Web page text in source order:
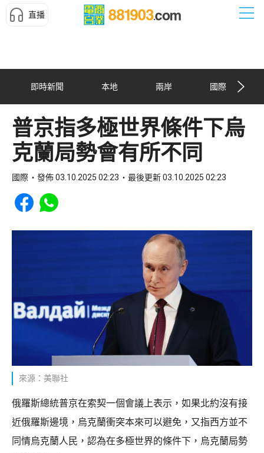
直播
即時新聞 本地 兩岸 國際
普京指多極世界條件下烏
克蘭局勢會有所不同
國際 發佈 03.10.2025 02:23 最後更新 03.10.2025 02:23
Share to Facebook
Share to WhatsApp
來源：美聯社
俄羅斯總統普京在索契一個會議上表示，如果北約沒有接
近俄羅斯邊境，烏克蘭衝突本來可以避免，又指西方並不
同情烏克蘭人民，認為在多極世界的條件下，烏克蘭局勢